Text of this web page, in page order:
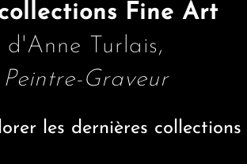
Fine Art
d'Anne Turlais,
Peintre-Graveur
les dernières collections